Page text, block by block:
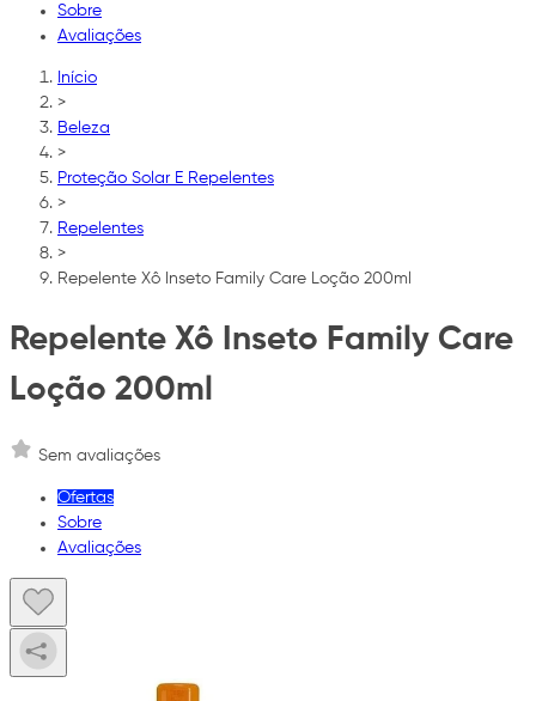
Sobre
Avaliações
Início
>
Beleza
>
Proteção Solar E Repelentes
>
Repelentes
>
Repelente Xô Inseto Family Care Loção 200ml
Repelente Xô Inseto Family Care
Loção 200ml
Sem avaliações
Ofertas
Sobre
Avaliações